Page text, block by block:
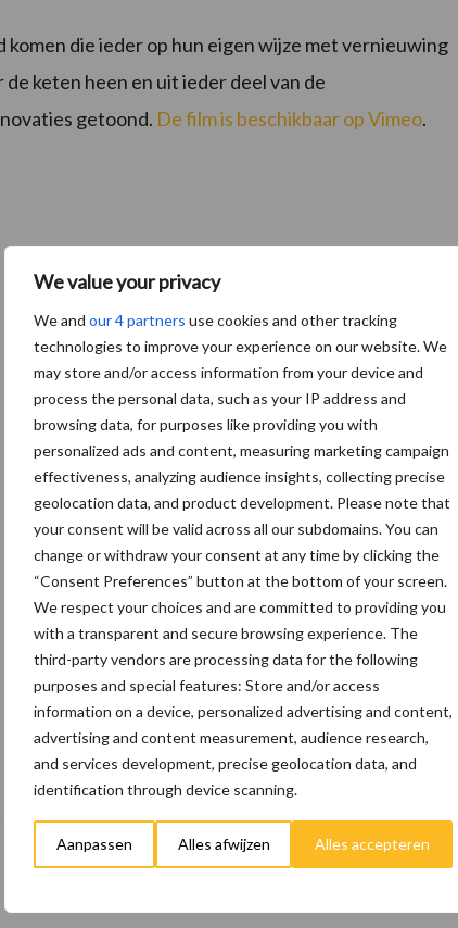
We value your privacy
We and our 4 partners use cookies and other tracking
technologies to improve your experience on our website. We
may store and/or access information from your device and
process the personal data, such as your IP address and
browsing data, for purposes like providing you with
personalized ads and content, measuring marketing campaign
effectiveness, analyzing audience insights, collecting precise
geolocation data, and product development. Please note that
your consent will be valid across all our subdomains. You can
change or withdraw your consent at any time by clicking the
“Consent Preferences” button at the bottom of your screen.
We respect your choices and are committed to providing you
with a transparent and secure browsing experience. The
third-party vendors are processing data for the following
purposes and special features: Store and/or access
information on a device, personalized advertising and content,
advertising and content measurement, audience research,
and services development, precise geolocation data, and
identification through device scanning.
Aanpassen Alles afwijzen Alles accepteren
die ieder op hun eigen wijze met vernieuwing
keten heen en uit ieder deel van de
getoond. De film is beschikbaar op Vimeo.
10 praktisch tips om je voor te bereiden
op mogelijke uitval van het stroomnet